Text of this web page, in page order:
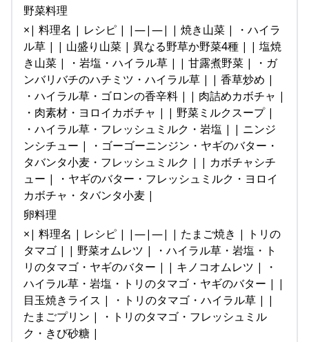
野菜料理
×| 料理名 | レシピ | |—|—| | 焼き山菜 | ・ハイラ
ル草 | | 山盛り山菜 | 異なる野草か野菜4種 | | 塩焼
き山菜 | ・岩塩・ハイラル草 | | 甘露煮野菜 | ・ガ
ンバリバチのハチミツ・ハイラル草 | | 香草炒め |
・ハイラル草・ゴロンの香辛料 | | 肉詰めカボチャ |
・肉素材・ヨロイカボチャ | | 野菜ミルクスープ |
・ハイラル草・フレッシュミルク・岩塩 | | ニンジ
ンシチュー | ・ゴーゴーニンジン・ヤギのバター・
タバンタ小麦・フレッシュミルク | | カボチャシチ
ュー | ・ヤギのバター・フレッシュミルク・ヨロイ
カボチャ・タバンタ小麦 |
卵料理
×| 料理名 | レシピ | |—|—| | たまご焼き | トリの
タマゴ | | 野菜オムレツ | ・ハイラル草・岩塩・ト
リのタマゴ・ヤギのバター | | キノコオムレツ | ・
ハイラル草・岩塩・トリのタマゴ・ヤギのバター | |
目玉焼きライス | ・トリのタマゴ・ハイラル草 | |
たまごプリン | ・トリのタマゴ・フレッシュミル
ク・きび砂糖 |